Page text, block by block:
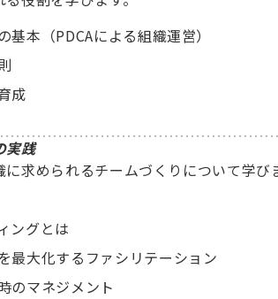
基本（PDCAによる組織運営）
成
実践
に求められるチームづくりについて学び
ングとは
最大化するファシリテーション
のマネジメント